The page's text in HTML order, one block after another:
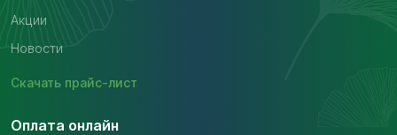
Акции
Новости
Скачать прайс-лист
Оплата онлайн